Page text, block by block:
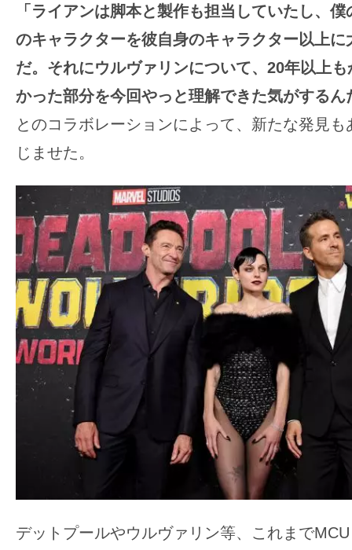
「ライアンは脚本と製作も担当していたし、
のキャラクターを彼自身のキャラクター以上に
だ。それにウルヴァリンについて、20年以上
かった部分を今回やっと理解できた気がするん
とのコラボレーションによって、新たな発見
じませた。
デットプールやウルヴァリン等、これまで